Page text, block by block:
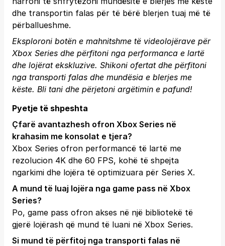
dhe transportin falas për të bërë blerjen tuaj më të
përballueshme.
Eksploroni botën e mahnitshme të videolojërave për
Xbox Series dhe përfitoni nga performanca e lartë
dhe lojërat ekskluzive. Shikoni ofertat dhe përfitoni
nga transporti falas dhe mundësia e blerjes me
këste. Bli tani dhe përjetoni argëtimin e pafund!
Pyetje të shpeshta
Çfarë avantazhesh ofron Xbox Series në
krahasim me konsolat e tjera?
Xbox Series ofron performancë të lartë me
rezolucion 4K dhe 60 FPS, kohë të shpejta
ngarkimi dhe lojëra të optimizuara për Series X.
A mund të luaj lojëra nga game pass në Xbox
Series?
Po, game pass ofron akses në një bibliotekë të
gjerë lojërash që mund të luani në Xbox Series.
Si mund të përfitoj nga transporti falas në